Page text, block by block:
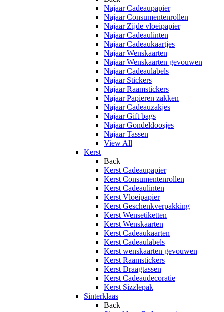
Najaar Cadeaupapier
Najaar Consumentenrollen
Najaar Zijde vloeipapier
Najaar Cadeaulinten
Najaar Cadeaukaartjes
Najaar Wenskaarten
Najaar Wenskaarten gevouwen
Najaar Cadeaulabels
Najaar Stickers
Najaar Raamstickers
Najaar Papieren zakken
Najaar Cadeauzakjes
Najaar Gift bags
Najaar Gondeldoosjes
Najaar Tassen
View All
Kerst
Back
Kerst Cadeaupapier
Kerst Consumentenrollen
Kerst Cadeaulinten
Kerst Vloeipapier
Kerst Geschenkverpakking
Kerst Wensetiketten
Kerst Wenskaarten
Kerst Cadeaukaarten
Kerst Cadeaulabels
Kerst wenskaarten gevouwen
Kerst Raamstickers
Kerst Draagtassen
Kerst Cadeaudecoratie
Kerst Sizzlepak
Sinterklaas
Back